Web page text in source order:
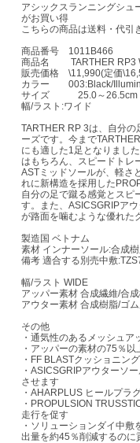
アシックスランニングシュ
がお買い得
こちらの商品は送料・代引
商品番号 1011B466
商品名 TARTHER RP3
販売価格 \11,990(定価
カラー 003:Black/
サイズ 25.0～26.5cm
幅/ラスト:ワイド
TARTHER RP 3は、自分の
ーズです。今まで
にも適した1足となりまし
はもちろん、スピードトレ
ASTミッドソールが、軽さ
れに新構造を採用した
自分の足で蹴る感覚とスピ
す。また、ASICSGRIPア
が路面を噛むような優れた
製造国 ベトナム
素材 インナーソール:合成
備考 適合する別売中敷
幅/ラスト WIDE
アッパー素材 合成繊維/合
アウター素材 合成樹脂/ゴ
その他
・通気性のあるメッシュア
・アッパーの素材の75％
・FF BLASTクッショニン
・ASICSGRIPアウターソ
させます
・AHARPLUS ヒールプラ
・PROPULSION
走行を促す
・ソリューションダイ中
出量を約45％削減するのに